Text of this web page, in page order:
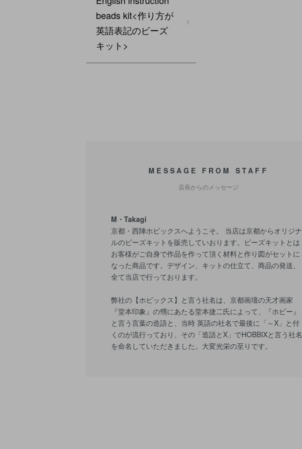
beads kit<作り方が
英語表記のビーズ
キット>
MESSAGE FROM STAFF
店長からのメッセージ
M・Takagi
京都・西陣ホビックスへようこそ。 当店は京都からオリジナ
ルのビーズキットを販売していおります。ビーズキットとは
お客様がご自身で作品を作って頂く材料と作り図がセットに
なった商品です。デザイン、キットの仕立て、商品の発送、
全て当店で行っております。
弊社の【ホビックス】と言う社名は、京都画壇の天才画家
『堂本印象』の甥にあたる堂本捷二氏によって、『ホビー』
と言う言葉の造語と、当時 英語の社名で最後に「～X」と付
くのが流行っており、その「造語とX」でHOBBIXと言う社名
を命名していただきました。大変光栄の至りです。